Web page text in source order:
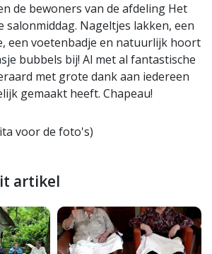
de bewoners van de afdeling Het
salonmiddag. Nageltjes lakken, een
een voetenbadje en natuurlijk hoort
bubbels bij! Al met al fantastische
met grote dank aan iedereen
gemaakt heeft. Chapeau!
voor de foto's)
artikel